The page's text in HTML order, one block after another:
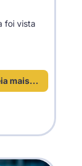
foi vista
mais...